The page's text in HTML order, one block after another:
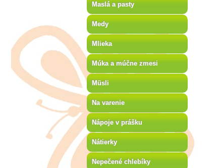
Maslá a pasty
Medy
Mlieka
Múka a múčne zmesi
Müsli
Na varenie
Nápoje v prášku
Nátierky
Nepečené chlebíky